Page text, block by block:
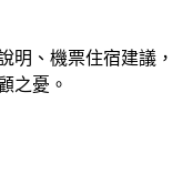
明、機票住宿建議，
之憂。